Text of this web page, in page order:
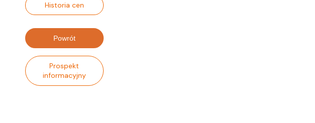
Historia cen
Powrót
Prospekt
informacyjny